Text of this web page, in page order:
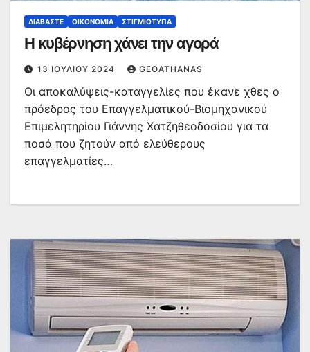
ΔΙΑΒΆΣΤΕ ΟΙΚΟΝΟΜΊΑ ΣΤΙΓΜΙΌΤΥΠΑ
Η κυβέρνηση χάνει την αγορά
13 ΙΟΥΛΊΟΥ 2024 GEOATHANAS
Οι αποκαλύψεις-καταγγελίες που έκανε χθες ο
πρόεδρος του Επαγγελματικού-Βιομηχανικού
Επιμελητηρίου Γιάννης Χατζηθεοδοσίου για τα
ποσά που ζητούν από ελεύθερους
επαγγελματίες…